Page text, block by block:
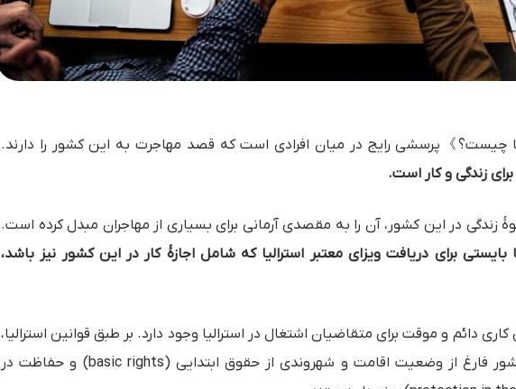
چیست؟》پرسشی رایج در میان افرادی است که قصد مهاجرت به این کشور را دارند.
زندگی و کار است.
در این کشور، آن را به مقصدی آرمانی برای بسیاری از مهاجران مبدل کرده است.
بایستی برای دریافت ویزای معتبر استرالیا که شامل اجازۀ کار در این کشور نیز باشد،
دائم و موقت برای متقاضیان اشتغال در استرالیا وجود دارد. بر طبق قوانین استرالیا،
کلیۀ کارکنان در این کشور فارغ از وضعیت اقامت و شهروندی از حقوق ابتدایی (basic rights) و حفاظت در